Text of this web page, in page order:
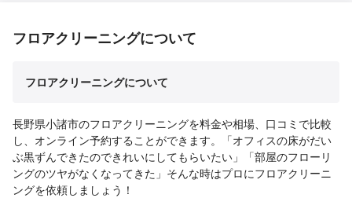
フロアクリーニングについて
フロアクリーニングについて
長野県小諸市のフロアクリーニングを料金や相場、口コミで比較
し、オンライン予約することができます。「オフィスの床がだい
ぶ黒ずんできたのできれいにしてもらいたい」「部屋のフローリ
ングのツヤがなくなってきた」そんな時はプロにフロアクリーニ
ングを依頼しましょう！